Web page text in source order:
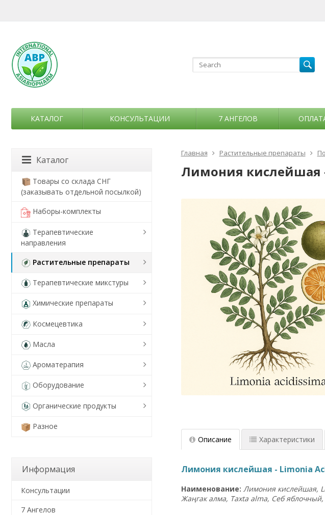
КАТАЛОГ КОНСУЛЬТАЦИИ 7 АНГЕЛОВ
Главная Растительные препараты
Лимония кислейшая
Описание Характеристики
Лимония кислейшая - Limonia
Наименование: Лимония кислейшая,
Жаңгак алма, Taxta alma, Себ
Каталог
Товары со склада СНГ
(заказывать отдельной посылкой)
Наборы-комплекты
Терапевтические
направления
Растительные препараты
Терапевтические микстуры
Химические препараты
Космецевтика
Масла
Ароматерапия
Оборудование
Органические продукты
Разное
Информация
Консультации
7 Ангелов